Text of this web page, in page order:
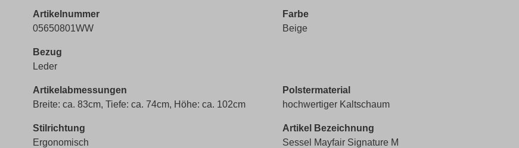
Artikelnummer
05650801WW
Farbe
Beige
Bezug
Leder
Artikelabmessungen
Breite: ca. 83cm, Tiefe: ca. 74cm, Höhe: ca. 102cm
Polstermaterial
hochwertiger Kaltschaum
Stilrichtung
Ergonomisch
Artikel Bezeichnung
Sessel Mayfair Signature M